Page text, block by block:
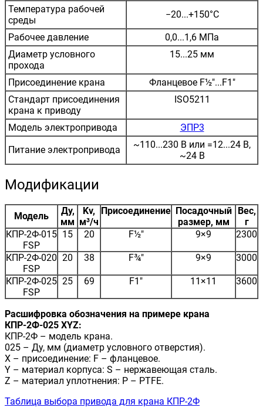
Температура рабочей
среды
−20...+150°C
Рабочее давление
0,0...1,6 МПа
Диаметр условного
прохода
15...25 мм
Присоединение крана
Фланцевое F½"...F1"
Стандарт присоединения
крана к приводу
ISO5211
Модель электропривода
ЭПР3
Питание электропривода
~110...230 В или =12...24 В,
~24 В
Модификации
Модель
Ду,
мм
Kv,
м³/ч
Присоединение Посадочный
размер, мм
Вес,
г
КПР-2Ф-015
FSP
15 20 F½" 9×9 2300
КПР-2Ф-020
FSP
20 38 F¾" 9×9 3000
КПР-2Ф-025
FSP
25 69 F1" 11×11 3600
Расшифровка обозначения на примере крана
КПР-2Ф-025 XYZ:
КПР-2Ф – модель крана.
025 – Ду, мм (диаметр условного отверстия).
X – присоединение: F – фланцевое.
Y – материал корпуса: S – нержавеющая сталь.
Z – материал уплотнения: P – PTFE.
Таблица выбора привода для крана КПР-2Ф